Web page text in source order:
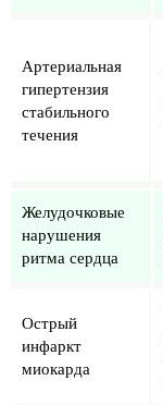
Артериальная
гипертензия
стабильного
течения
Желудочковые
нарушения
ритма сердца
Острый
инфаркт
миокарда